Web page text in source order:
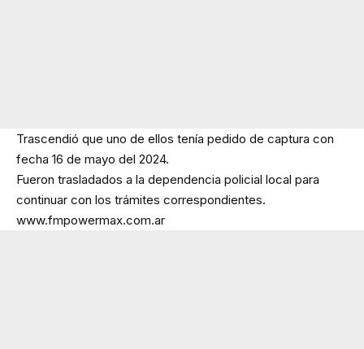
Trascendió que uno de ellos tenía pedido de captura con
fecha 16 de mayo del 2024.
Fueron trasladados a la dependencia policial local para
continuar con los trámites correspondientes.
www.fmpowermax.com.ar